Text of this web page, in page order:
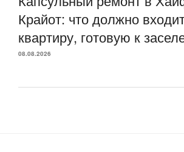
Крайот: что должно
квартиру, готовую к
08.08.2026